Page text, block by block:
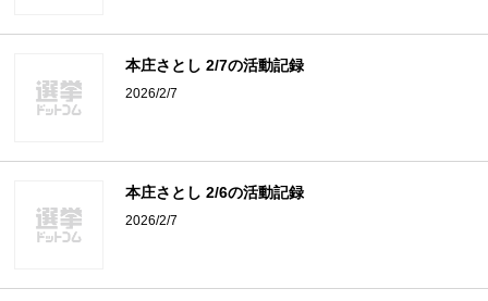
本庄さとし 2/7の活動記録
2026/2/7
本庄さとし 2/6の活動記録
2026/2/7